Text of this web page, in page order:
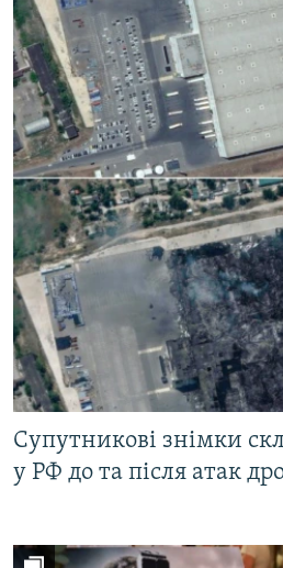
Супутникові знімки
у РФ до та після атак